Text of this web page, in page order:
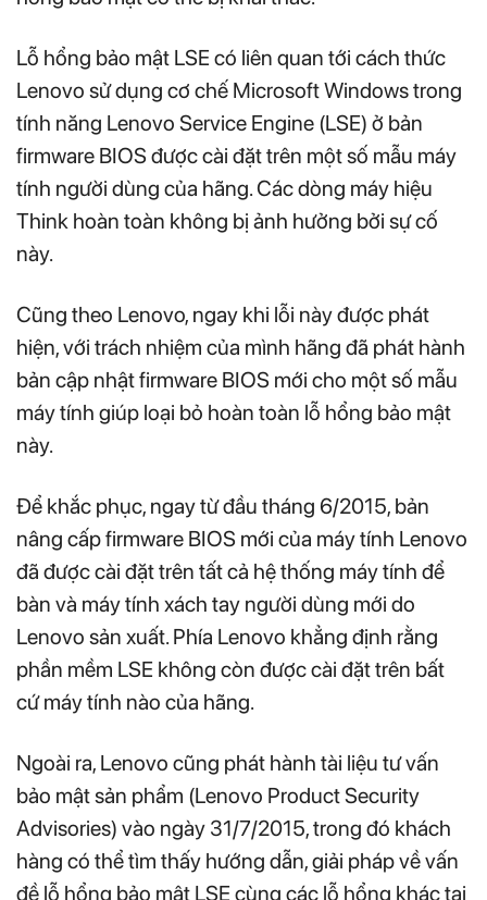
Lỗ hổng bảo mật LSE có liên quan tới cách thức
Lenovo sử dụng cơ chế Microsoft Windows trong
tính năng Lenovo Service Engine (LSE) ở bản
firmware BIOS được cài đặt trên một số mẫu máy
tính người dùng của hãng. Các dòng máy hiệu
Think hoàn toàn không bị ảnh hưởng bởi sự cố
này.
Cũng theo Lenovo, ngay khi lỗi này được phát
hiện, với trách nhiệm của mình hãng đã phát hành
bản cập nhật firmware BIOS mới cho một số mẫu
máy tính giúp loại bỏ hoàn toàn lỗ hổng bảo mật
này.
Để khắc phục, ngay từ đầu tháng 6/2015, bản
nâng cấp firmware BIOS mới của máy tính Lenovo
đã được cài đặt trên tất cả hệ thống máy tính để
bàn và máy tính xách tay người dùng mới do
Lenovo sản xuất. Phía Lenovo khẳng định rằng
phần mềm LSE không còn được cài đặt trên bất
cứ máy tính nào của hãng.
Ngoài ra, Lenovo cũng phát hành tài liệu tư vấn
bảo mật sản phẩm (Lenovo Product Security
Advisories) vào ngày 31/7/2015, trong đó khách
hàng có thể tìm thấy hướng dẫn, giải pháp về vấn
đề lỗ hổng bảo mật LSE cùng các lỗ hổng khác tại